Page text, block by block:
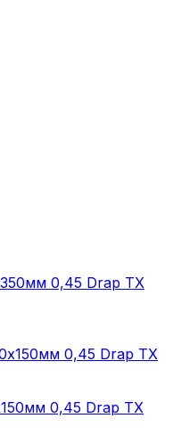
0,45 Drap ТХ
0,45 Drap ТХ